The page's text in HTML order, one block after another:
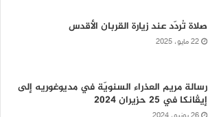
صلاة تُردّد عند زيارة القربان الأقدس
22 مايو، 2025
رسالة مريم العذراء السنويّة في مديوغوريه إلى
إيڤانكا في 25 حزيران 2024